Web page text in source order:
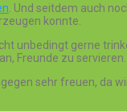
. Und seitdem auch
konnte.
unbedingt gerne
Freunde zu servieren.
sehr freuen, da